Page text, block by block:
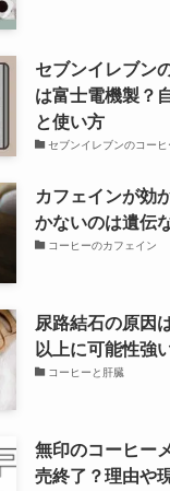
セブンイレブン
は富士電機製？
と使い方
セブンイレブンのコーヒ
カフェインが効
かないのは遺伝
コーヒーのカフェイン
尿路結石の原因
以上に可能性強
コーヒーと肝臓
無印のコーヒー
売終了？理由や